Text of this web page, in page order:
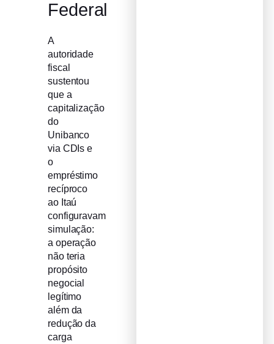
Federal
A
autoridade
fiscal
sustentou
que a
capitalização
do
Unibanco
via CDIs e
o
empréstimo
recíproco
ao Itaú
configuravam
simulação:
a operação
não teria
propósito
negocial
legítimo
além da
redução da
carga